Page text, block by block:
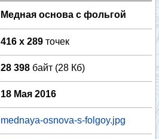
Медная основа с фольгой
416 x 289 точек
28 398 байт (28 Кб)
18 Мая 2016
mednaya-osnova-s-folgoy.jpg